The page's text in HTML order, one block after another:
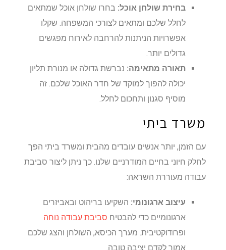
בחירת שולחן אוכל:בחרו שולחן אוכל שמתאים
לחלל שלכם ומתאים לצורכי המשפחה. שקלו
אפשרויות הניתנות להרחבה לאירוח מפגשים
גדולים יותר.
תאורה מתאימה:נברשת גדולה או מנורת תליון
יכולה להפוך למוקד של חדר האוכל שלכם. זה
מוסיף סגנון ותחכום לחלל.
משרד ביתי
עם הזמן, יותר אנשים עובדים מהבית ומשרד ביתי הפך
לחלק חיוני בחיים המודרניים שלנו. כך ניתן ליצור סביבת
עבודה מעוררת השראה:
עיצוב ארגונומי:השקיעו בריהוט ובאביזרים
ארגונומיים כדי להבטיחסביבת עבודה נוחה
ופרודוקטיבית. מערך הכיסא, השולחן והצג שלכם
אמור לקדם יציבה טובה.